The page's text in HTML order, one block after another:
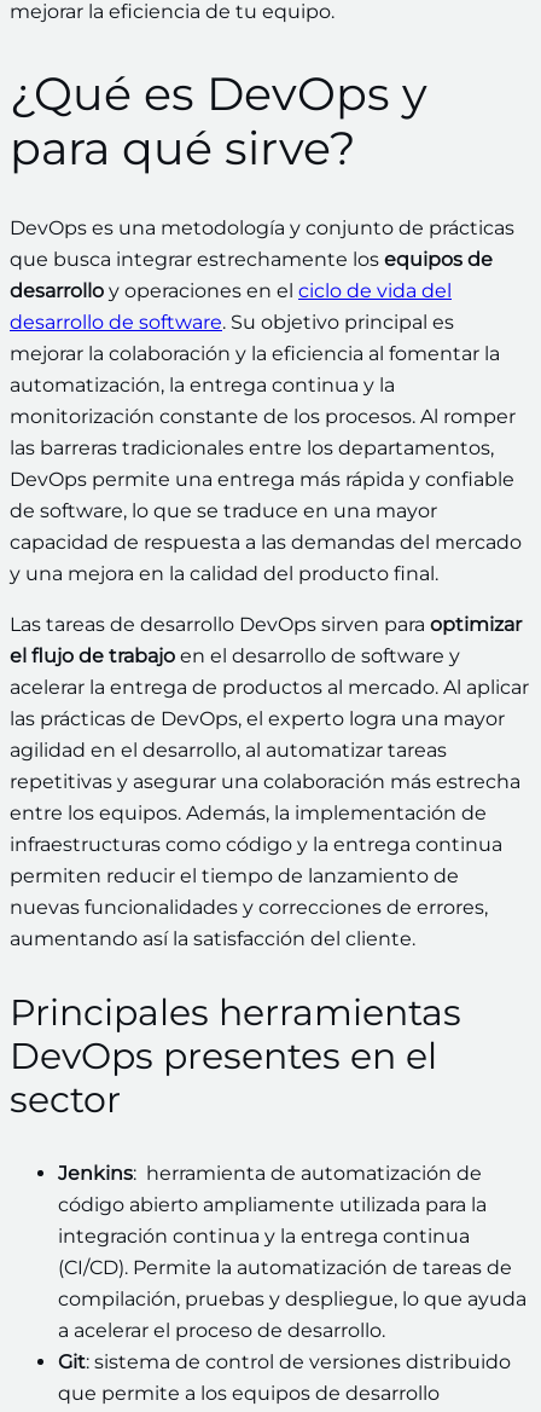
mejorar la eficiencia de tu equipo.
¿Qué es DevOps y
para qué sirve?
DevOps es una metodología y conjunto de prácticas
que busca integrar estrechamente los equipos de
desarrollo y operaciones en el ciclo de vida del
desarrollo de software. Su objetivo principal es
mejorar la colaboración y la eficiencia al fomentar la
automatización, la entrega continua y la
monitorización constante de los procesos. Al romper
las barreras tradicionales entre los departamentos,
DevOps permite una entrega más rápida y confiable
de software, lo que se traduce en una mayor
capacidad de respuesta a las demandas del mercado
y una mejora en la calidad del producto final.
Las tareas de desarrollo DevOps sirven para optimizar
el flujo de trabajo en el desarrollo de software y
acelerar la entrega de productos al mercado. Al aplicar
las prácticas de DevOps, el experto logra una mayor
agilidad en el desarrollo, al automatizar tareas
repetitivas y asegurar una colaboración más estrecha
entre los equipos. Además, la implementación de
infraestructuras como código y la entrega continua
permiten reducir el tiempo de lanzamiento de
nuevas funcionalidades y correcciones de errores,
aumentando así la satisfacción del cliente.
Principales herramientas
DevOps presentes en el
sector
Jenkins: herramienta de automatización de
código abierto ampliamente utilizada para la
integración continua y la entrega continua
(CI/CD). Permite la automatización de tareas de
compilación, pruebas y despliegue, lo que ayuda
a acelerar el proceso de desarrollo.
Git: sistema de control de versiones distribuido
que permite a los equipos de desarrollo